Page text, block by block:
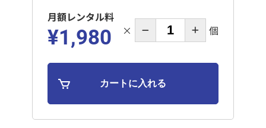
月額レンタル料
¥1,980 × 個